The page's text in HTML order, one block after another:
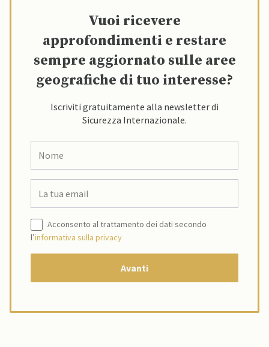
Vuoi ricevere
approfondimenti e restare
sempre aggiornato sulle aree
geografiche di tuo interesse?
Iscriviti gratuitamente alla newsletter di
Sicurezza Internazionale.
Acconsento al trattamento dei dati secondo
l’informativa sulla privacy